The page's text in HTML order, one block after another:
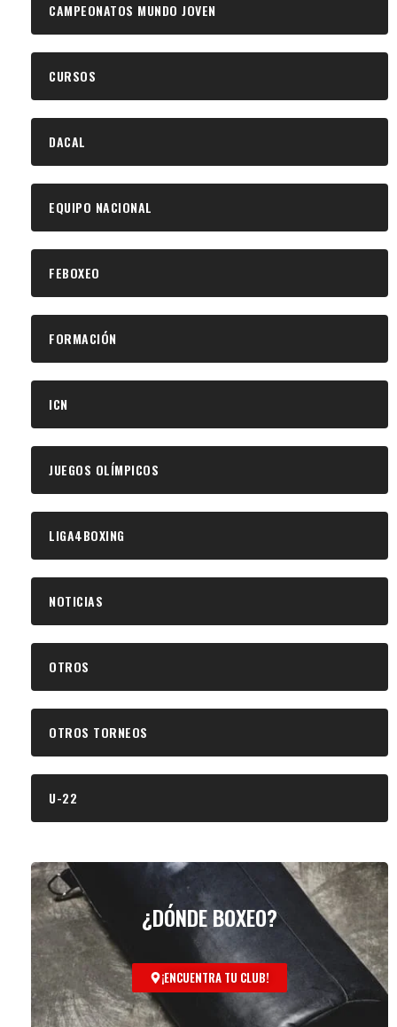
CAMPEONATOS MUNDO JOVEN
CURSOS
DACAL
EQUIPO NACIONAL
FEBOXEO
FORMACIÓN
ICN
JUEGOS OLÍMPICOS
LIGA4BOXING
NOTICIAS
OTROS
OTROS TORNEOS
U-22
¿DÓNDE BOXEO?
¡ENCUENTRA TU CLUB!